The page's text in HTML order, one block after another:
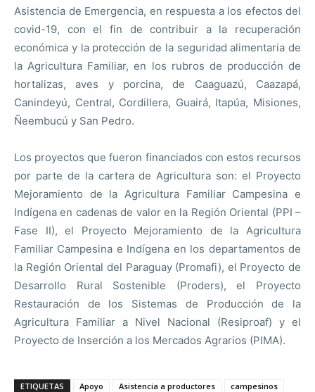
Asistencia de Emergencia, en respuesta a los efectos del
covid-19, con el fin de contribuir a la recuperación
económica y la protección de la seguridad alimentaria de
la Agricultura Familiar, en los rubros de producción de
hortalizas, aves y porcina, de Caaguazú, Caazapá,
Canindeyú, Central, Cordillera, Guairá, Itapúa, Misiones,
Ñeembucú y San Pedro.
Los proyectos que fueron financiados con estos recursos
por parte de la cartera de Agricultura son: el Proyecto
Mejoramiento de la Agricultura Familiar Campesina e
Indígena en cadenas de valor en la Región Oriental (PPI –
Fase II), el Proyecto Mejoramiento de la Agricultura
Familiar Campesina e Indígena en los departamentos de
la Región Oriental del Paraguay (Promafi), el Proyecto de
Desarrollo Rural Sostenible (Proders), el Proyecto
Restauración de los Sistemas de Producción de la
Agricultura Familiar a Nivel Nacional (Resiproaf) y el
Proyecto de Inserción a los Mercados Agrarios (PIMA).
ETIQUETAS Apoyo Asistencia a productores campesinos